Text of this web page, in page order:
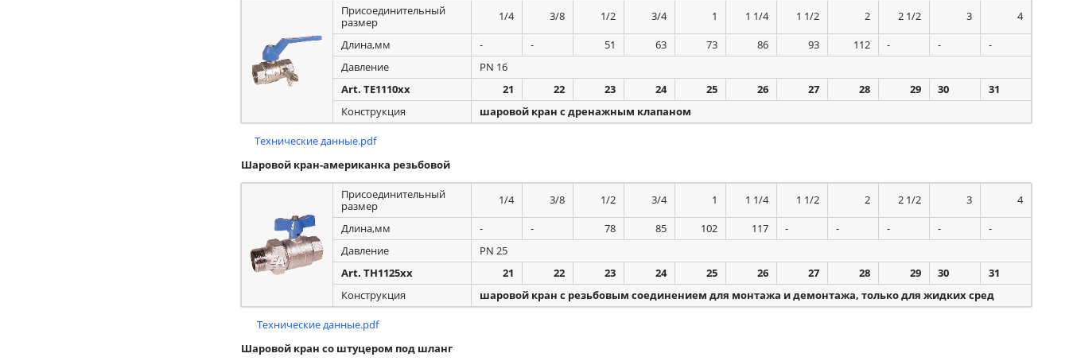
Присоединительный
размер
1/4 3/8 1/2 3/4 1 1 1/4 1 1/2 2 2 1/2 3
4
Длина,мм
- - 51 63 73 86 93 112 - -
-
Давление
PN 16
Art. TE1110xx
21 22 23 24 25 26 27 28 29 30
31
Конструкция
шаровой кран с дренажным клапаном
Технические данные.pdf
Шаровой кран-американка резьбовой
Присоединительный
размер
1/4 3/8 1/2 3/4 1 1 1/4 1 1/2 2 2 1/2 3
4
Длина,мм
- - 78 85 102 117 - - - -
-
Давление
PN 25
Art. TH1125xx
21 22 23 24 25 26 27 28 29 30
31
Конструкция
шаровой кран с резьбовым соединением для монтажа и демонтажа, только для жидких сред
Технические данные.pdf
Шаровой кран со штуцером под шланг